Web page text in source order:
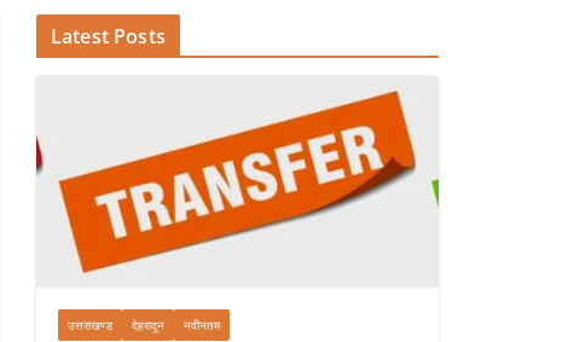
Latest Posts
उत्तराखण्ड देहरादून नवीनतम